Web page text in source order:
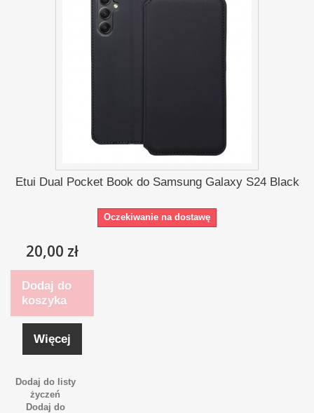
Etui Dual Pocket Book do Samsung Galaxy S24 Black
Oczekiwanie na dostawę
20,00 zł
Dodaj do
koszyka
Więcej
Dodaj do listy
życzeń
Dodaj do